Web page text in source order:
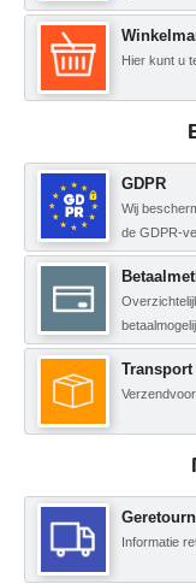
Hier kunt u
GDPR
Wij
de GDPR-
Transport
Informatie